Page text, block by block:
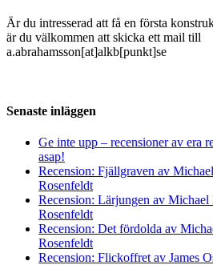
Är du intresserad att få en första
är du välkommen att skicka ett mail till
a.abrahamsson[at]alkb[punkt]se
Senaste inläggen
Ge inte upp – recensioner av era
asap!
Recension: Fjällgraven av
Rosenfeldt
Recension: Lärjungen av
Rosenfeldt
Recension: Det fördolda av
Rosenfeldt
Recension: Flickoffret av James